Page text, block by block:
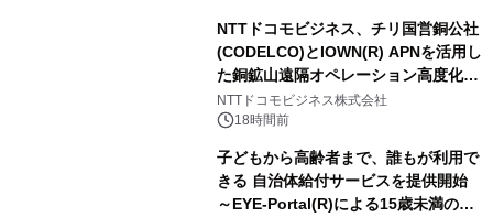
NTTドコモビジネス、チリ国営銅公社
(CODELCO)とIOWN(R) APNを活用し
た銅鉱山遠隔オペレーション高度化に
向けた調査・実証を開始
NTTドコモビジネス株式会社
18時間前
子どもから高齢者まで、誰もが利用で
きる 自治体給付サービスを提供開始
～EYE-Portal(R)による15歳未満の本